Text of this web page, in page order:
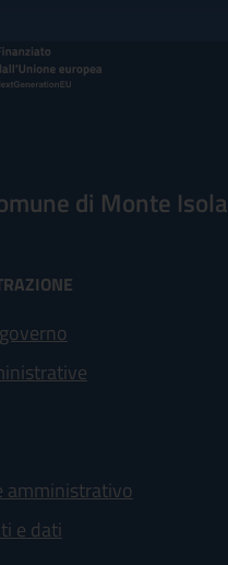
di Monte Isola
amministrativo
e dati